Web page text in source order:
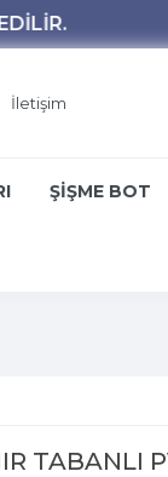
İletişim
ŞİŞME BOT
TABANLI